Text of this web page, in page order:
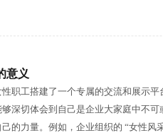
意义
职工搭建了一个专属的交流和展示
深切体会到自己是企业大家庭中不
的力量。例如，企业组织的 “女性风